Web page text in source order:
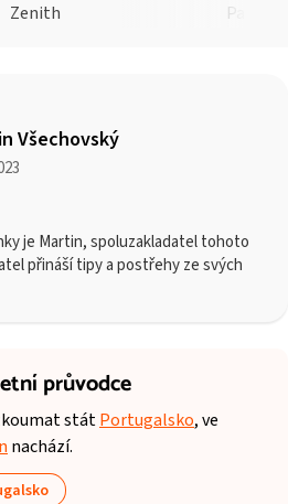
Zenith Pastéis
Všechovský
je Martin, spoluzakladatel tohoto
přináší tipy a postřehy ze svých
průvodce
státPortugalsko, ve
nachází.